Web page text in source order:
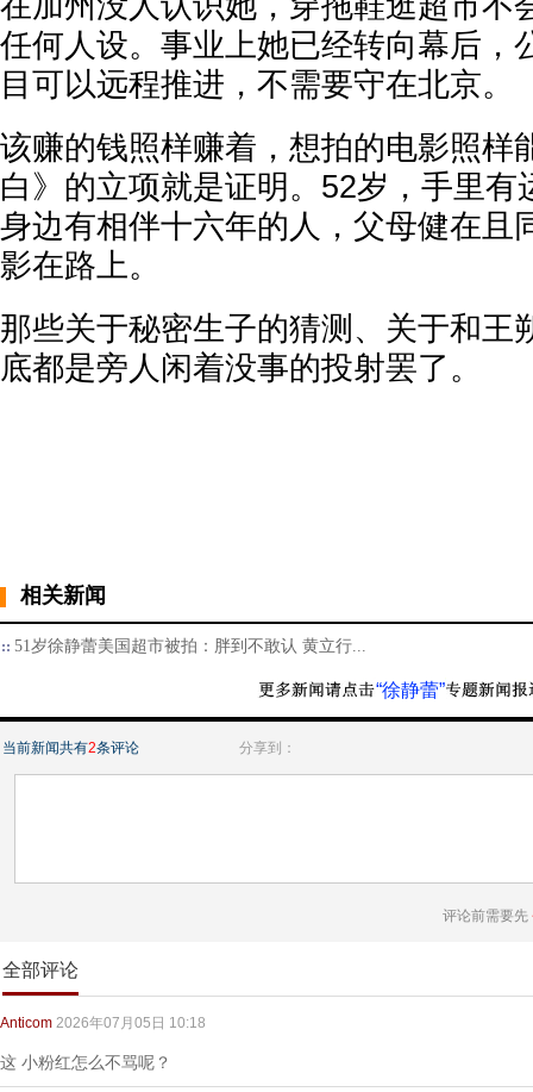
任何人设。事业上她已经转向幕后，
目可以远程推进，不需要守在北京。
该赚的钱照样赚着，想拍的电影照样
白》的立项就是证明。52岁，手里有
身边有相伴十六年的人，父母健在且
影在路上。
那些关于秘密生子的猜测、关于和王
底都是旁人闲着没事的投射罢了。
相关新闻
51岁徐静蕾美国超市被拍：胖到不敢认 黄立行...
“徐静蕾”
当前新闻共有2条评论 分享到：
评论前需要先
全部评论
Anticom 2026年07月05日 10:18
这 小粉红怎么不骂呢？